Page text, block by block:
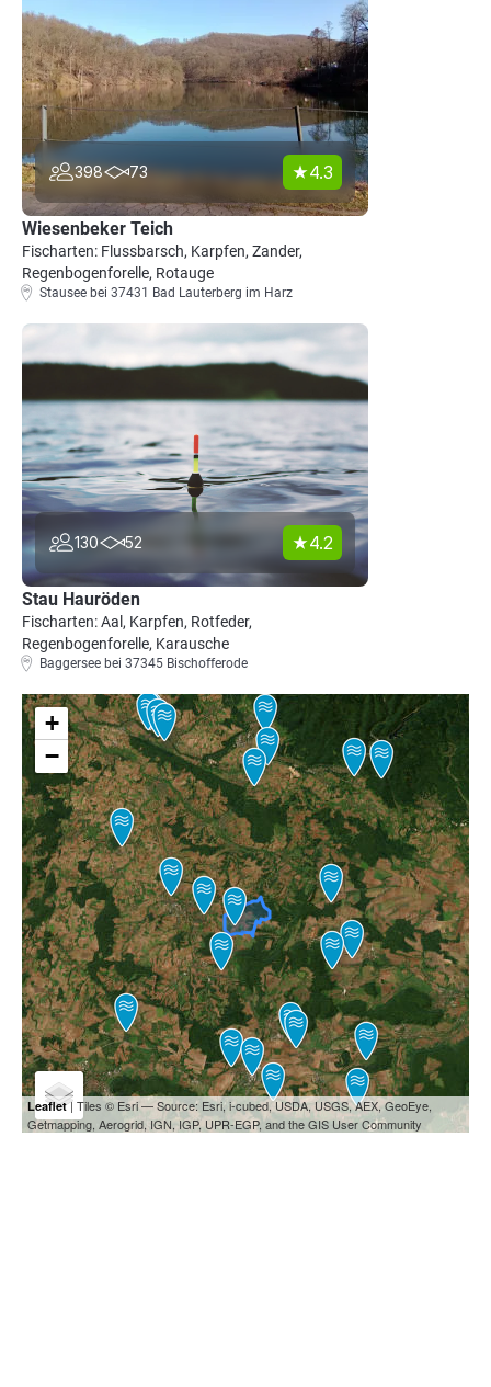
398 73 4.3
Wiesenbeker Teich
Fischarten: Flussbarsch, Karpfen, Zander,
Regenbogenforelle, Rotauge
Stausee bei 37431 Bad Lauterberg im Harz
130 52 4.2
Stau Hauröden
Fischarten: Aal, Karpfen, Rotfeder,
Regenbogenforelle, Karausche
Baggersee bei 37345 Bischofferode
+
−
Leaflet| Tiles © Esri — Source: Esri, i-cubed, USDA, USGS, AEX, GeoEye,
Getmapping, Aerogrid, IGN, IGP, UPR-EGP, and the GIS User Community